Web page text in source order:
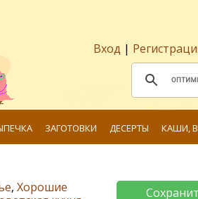
Вход |
ЗАГОТОВКИ ДЕСЕРТЫ КАШИ,
, Хорошие